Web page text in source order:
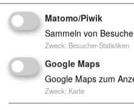
Kinder
Kindertagestätte
Kinder
Matomo/Piwik
Sammeln von
Zweck: Besucher-Statistiken
Google Maps
Google Maps zum
Zweck: Karte